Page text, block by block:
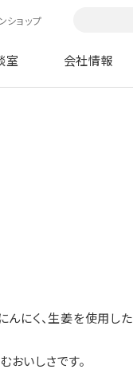
ショップ
室 会社情報
んにく、生姜を使用した
いしさです。